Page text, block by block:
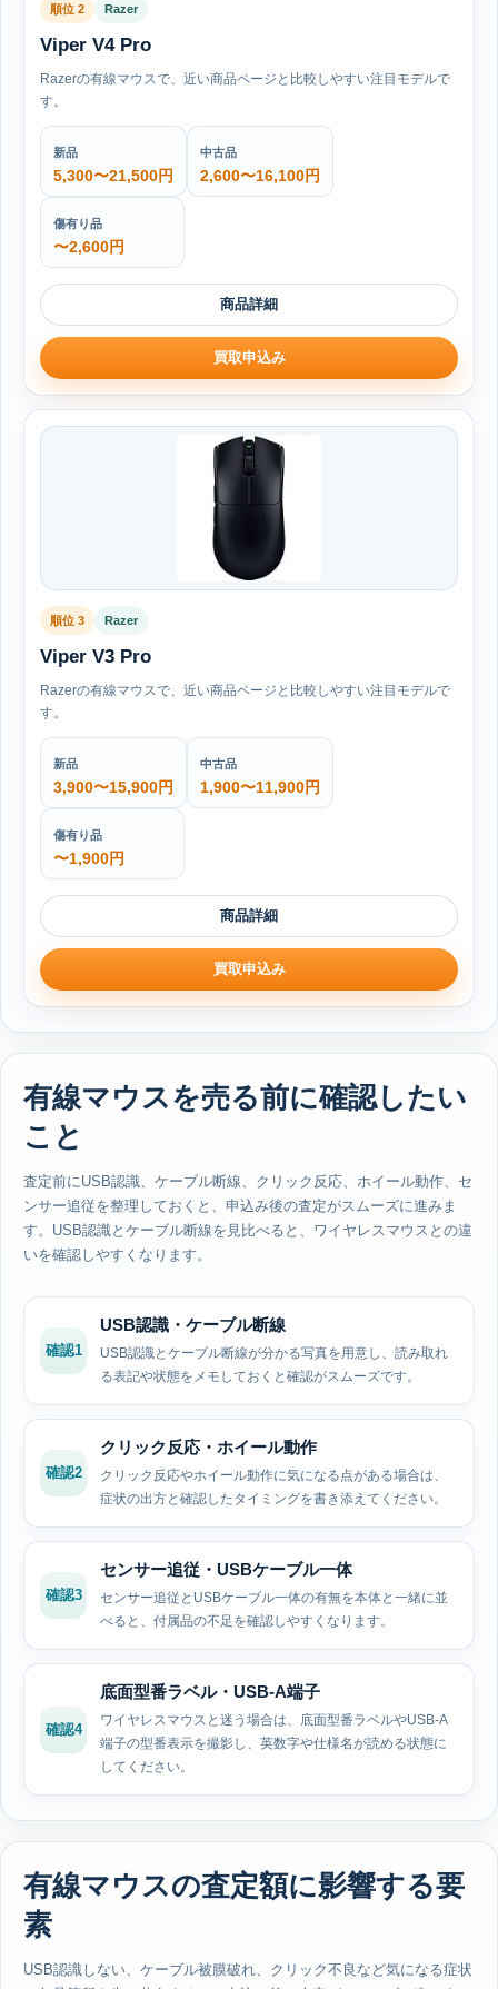
順位 2 Razer
Viper V4 Pro
Razerの有線マウスで、近い商品ページと比較しやすい注目モデルで
す。
新品
5,300〜21,500円
中古品
2,600〜16,100円
傷有り品
〜2,600円
商品詳細
買取申込み
順位 3 Razer
Viper V3 Pro
Razerの有線マウスで、近い商品ページと比較しやすい注目モデルで
す。
新品
3,900〜15,900円
中古品
1,900〜11,900円
傷有り品
〜1,900円
商品詳細
買取申込み
有線マウスを売る前に確認したい
こと
査定前にUSB認識、ケーブル断線、クリック反応、ホイール動作、セ
ンサー追従を整理しておくと、申込み後の査定がスムーズに進みま
す。USB認識とケーブル断線を見比べると、ワイヤレスマウスとの違
いを確認しやすくなります。
確認1
USB認識・ケーブル断線
USB認識とケーブル断線が分かる写真を用意し、読み取れ
る表記や状態をメモしておくと確認がスムーズです。
確認2
クリック反応・ホイール動作
クリック反応やホイール動作に気になる点がある場合は、
症状の出方と確認したタイミングを書き添えてください。
確認3
センサー追従・USBケーブル一体
センサー追従とUSBケーブル一体の有無を本体と一緒に並
べると、付属品の不足を確認しやすくなります。
確認4
底面型番ラベル・USB-A端子
ワイヤレスマウスと迷う場合は、底面型番ラベルやUSB-A
端子の型番表示を撮影し、英数字や仕様名が読める状態に
してください。
有線マウスの査定額に影響する要
素
USB認識しない、ケーブル被膜破れ、クリック不良など気になる症状